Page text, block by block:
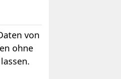
von
ohne